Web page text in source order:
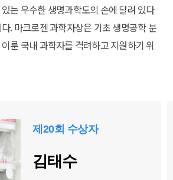
는 우수한 생명과학도의 손에 달려 있다
. 마크로젠 과학자상은 기초 생명공학 분
룬 국내 과학자를 격려하고 지원하기 위
제20회 수상자
김태수